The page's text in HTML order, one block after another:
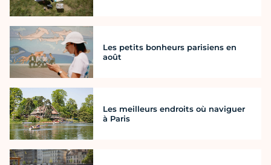
Les petits bonheurs parisiens en
août
Les meilleurs endroits où naviguer
à Paris